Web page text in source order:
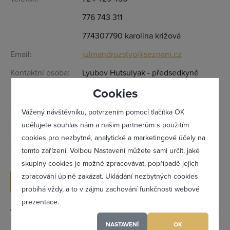
Cookies
Vážený návštěvníku, potvrzením pomocí tlačítka OK
udělujete souhlas nám a našim partnerům s použitím
cookies pro nezbytné, analytické a marketingové účely na
tomto zařízení. Volbou Nastavení můžete sami určit, jaké
skupiny cookies je možné zpracovávat, popřípadě jejich
zpracování úplně zakázat. Ukládání nezbytných cookies
probíhá vždy, a to v zájmu zachování funkčnosti webové
prezentace.
NASTAVENÍ OK
776 743 311
774307790 karolina križová
Email:
julmandruzstvo@seznam.cz
Kontaktní osoba:
Lyubov Hutsulyak - předsedkyně
družstva
Otevírací doba:
Dle telefonické domluvy.
IČ:
27454401
DIČ:
CZ27454401
ODESLAT POPTÁVKU
Výrobky a služby
Zapomněl(a) jsem heslo
Registrovat se